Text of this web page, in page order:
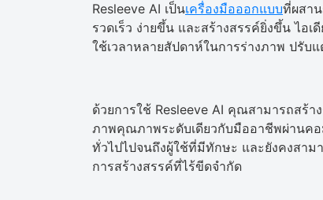
Resleeve AI เป็นเครื่องมือออกแบบที่ผสา
รวดเร็ว ง่ายขึ้น และสร้างสรรค์ยิ่งขึ้น ไ
ใช้เวลาหลายสัปดาห์ในการร่างภาพ ปรับ
ด้วยการใช้ Resleeve AI คุณสามารถสร้
ภาพคุณภาพระดับเดียวกับมืออาชีพผ่านค
ทั่วไปไปจนถึงผู้ใช้ที่มีทักษะ และยังคงสา
การสร้างสรรค์ที่ไร้ขีดจำกัด